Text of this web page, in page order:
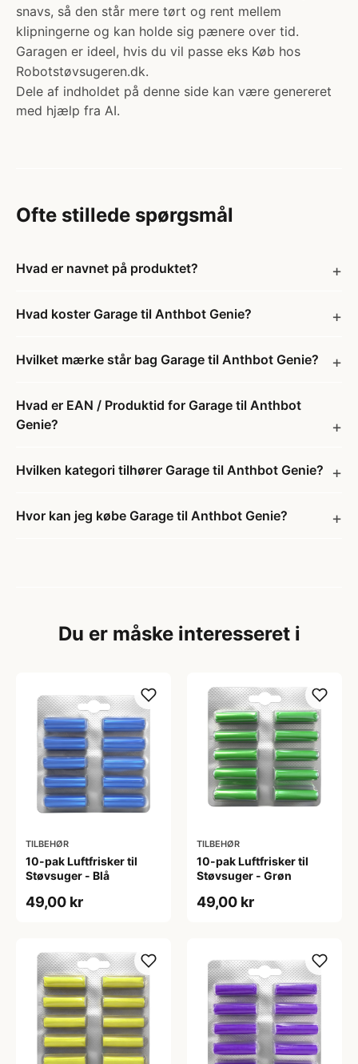
snavs, så den står mere tørt og rent mellem
klipningerne og kan holde sig pænere over tid.
Garagen er ideel, hvis du vil passe eks Køb hos
Robotstøvsugeren.dk.
Dele af indholdet på denne side kan være genereret
med hjælp fra AI.
Ofte stillede spørgsmål
Hvad er navnet på produktet?
Hvad koster Garage til Anthbot Genie?
Hvilket mærke står bag Garage til Anthbot Genie?
Hvad er EAN / Produktid for Garage til Anthbot
Genie?
Hvilken kategori tilhører Garage til Anthbot Genie?
Hvor kan jeg købe Garage til Anthbot Genie?
Du er måske interesseret i
TILBEHØR
10-pak Luftfrisker til
Støvsuger - Blå
49,00 kr
TILBEHØR
10-pak Luftfrisker til
Støvsuger - Grøn
49,00 kr